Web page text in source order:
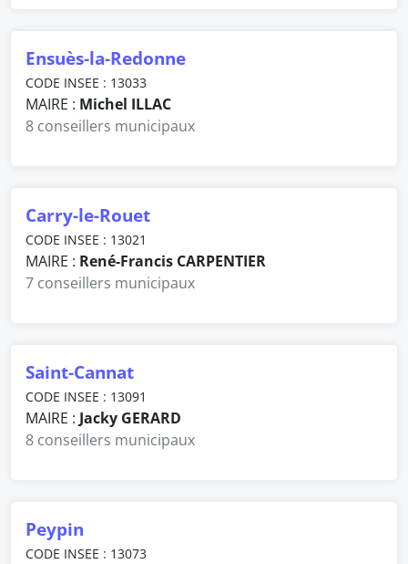
Ensuès-la-Redonne
CODE INSEE : 13033
MAIRE : Michel ILLAC
8 conseillers municipaux
Carry-le-Rouet
CODE INSEE : 13021
MAIRE : René-Francis CARPENTIER
7 conseillers municipaux
Saint-Cannat
CODE INSEE : 13091
MAIRE : Jacky GERARD
8 conseillers municipaux
Peypin
CODE INSEE : 13073